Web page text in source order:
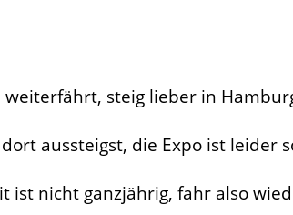
weiterfährt, steig lieber in
aussteigst, die Expo ist leider
ist nicht ganzjährig, fahr also